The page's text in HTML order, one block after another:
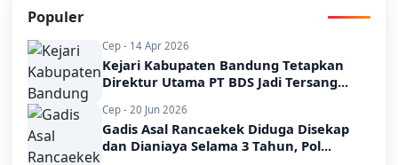
Populer
Cep - 14 Apr 2026
Kejari Kabupaten Bandung Tetapkan
Direktur Utama PT BDS Jadi Tersang...
Cep - 20 Jun 2026
Gadis Asal Rancaekek Diduga Disekap
dan Dianiaya Selama 3 Tahun, Pol...